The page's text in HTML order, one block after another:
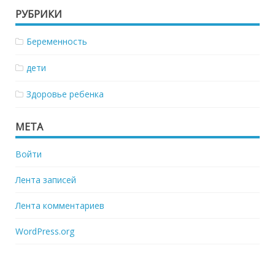
РУБРИКИ
Беременность
дети
Здоровье ребенка
МЕТА
Войти
Лента записей
Лента комментариев
WordPress.org